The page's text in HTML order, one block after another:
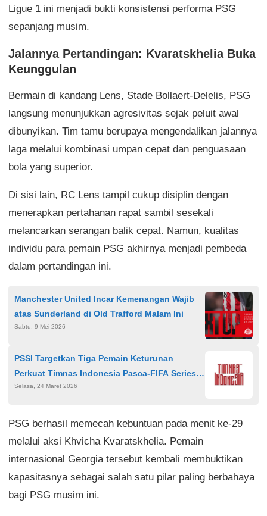
Ligue 1 ini menjadi bukti konsistensi performa PSG
sepanjang musim.
Jalannya Pertandingan: Kvaratskhelia Buka
Keunggulan
Bermain di kandang Lens, Stade Bollaert-Delelis, PSG
langsung menunjukkan agresivitas sejak peluit awal
dibunyikan. Tim tamu berupaya mengendalikan jalannya
laga melalui kombinasi umpan cepat dan penguasaan
bola yang superior.
Di sisi lain, RC Lens tampil cukup disiplin dengan
menerapkan pertahanan rapat sambil sesekali
melancarkan serangan balik cepat. Namun, kualitas
individu para pemain PSG akhirnya menjadi pembeda
dalam pertandingan ini.
Manchester United Incar Kemenangan Wajib
atas Sunderland di Old Trafford Malam Ini
Sabtu, 9 Mei 2026
PSSI Targetkan Tiga Pemain Keturunan
Perkuat Timnas Indonesia Pasca-FIFA Series
2026
Selasa, 24 Maret 2026
PSG berhasil memecah kebuntuan pada menit ke-29
melalui aksi Khvicha Kvaratskhelia. Pemain
internasional Georgia tersebut kembali membuktikan
kapasitasnya sebagai salah satu pilar paling berbahaya
bagi PSG musim ini.